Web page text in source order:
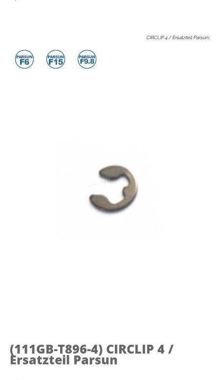
CIRCLIP 4 / Ersatzteil Parsun:
(111GB-T896-4) CIRCLIP 4 /
Ersatzteil Parsun